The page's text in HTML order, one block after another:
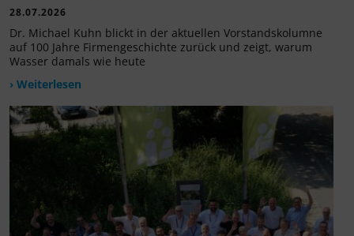
28.07.2026
Dr. Michael Kuhn blickt in der aktuellen Vorstandskolumne
auf 100 Jahre Firmengeschichte zurück und zeigt, warum
Wasser damals wie heute
› Weiterlesen